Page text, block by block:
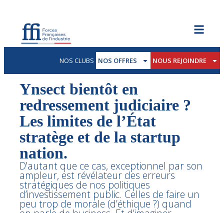
NOS CLUBS NOS OFFRES NOUS REJOINDRE
Ynsect bientôt en
redressement judiciaire ?
Les limites de l’État
stratège et de la startup
nation.
D'autant que ce cas, exceptionnel par son
ampleur, est révélateur des erreurs
stratégiques de nos politiques
d’investissement public. Celles de faire un
peu trop de morale (d’éthique ?) quand